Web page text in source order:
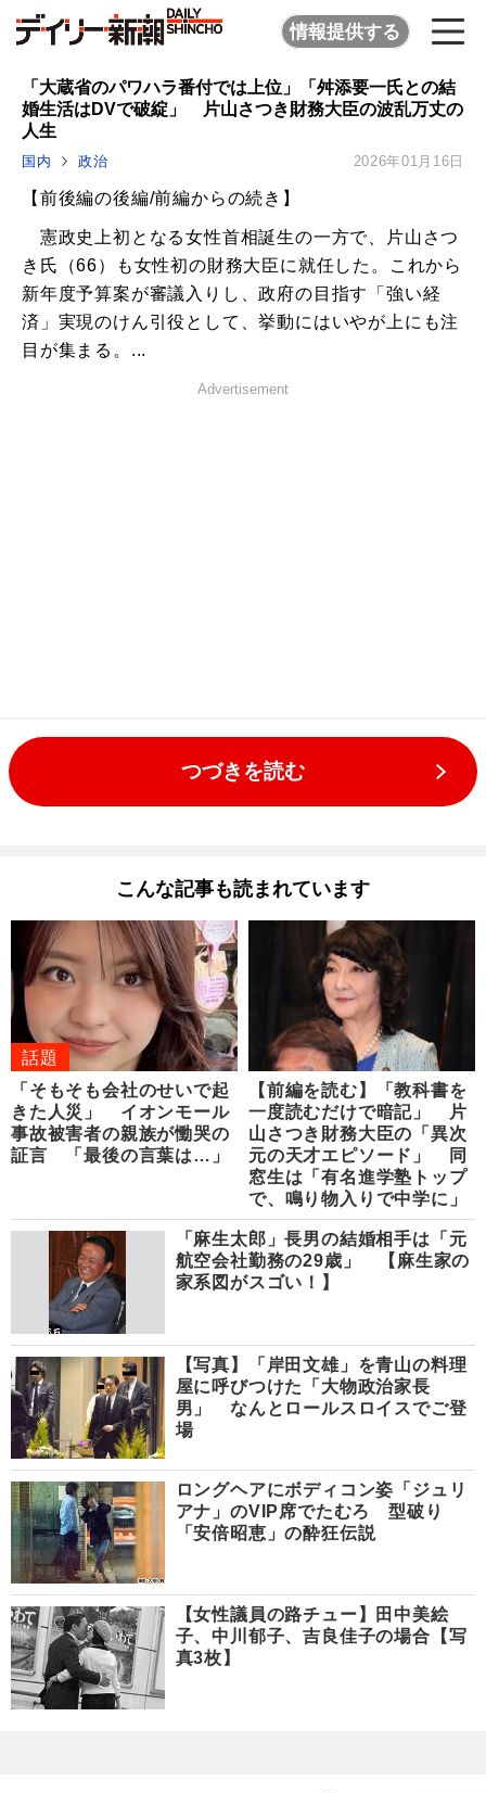
情報提供する
「大蔵省のパワハラ番付では上位」「舛添要一氏との結
婚生活はDVで破綻」 片山さつき財務大臣の波乱万丈の
人生
国内 政治 2026年01月16日
【前後編の後編/前編からの続き】
憲政史上初となる女性首相誕生の一方で、片山さつ
き氏（66）も女性初の財務大臣に就任した。これから
新年度予算案が審議入りし、政府の目指す「強い経
済」実現のけん引役として、挙動にはいやが上にも注
目が集まる。...
Advertisement
つづきを読む
こんな記事も読まれています
話題
「そもそも会社のせいで起
きた人災」 イオンモール
事故被害者の親族が慟哭の
証言 「最後の言葉は…」
【前編を読む】「教科書を
一度読むだけで暗記」 片
山さつき財務大臣の「異次
元の天才エピソード」 同
窓生は「有名進学塾トップ
で、鳴り物入りで中学に」
「麻生太郎」長男の結婚相手は「元
航空会社勤務の29歳」 【麻生家の
家系図がスゴい！】
【写真】「岸田文雄」を青山の料理
屋に呼びつけた「大物政治家長
男」 なんとロールスロイスでご登
場
ロングヘアにボディコン姿「ジュリ
アナ」のVIP席でたむろ 型破り
「安倍昭恵」の酔狂伝説
【女性議員の路チュー】田中美絵
子、中川郁子、吉良佳子の場合【写
真3枚】